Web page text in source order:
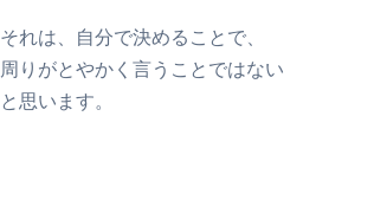
それは、自分で決めることで、
周りがとやかく言うことではない
と思います。